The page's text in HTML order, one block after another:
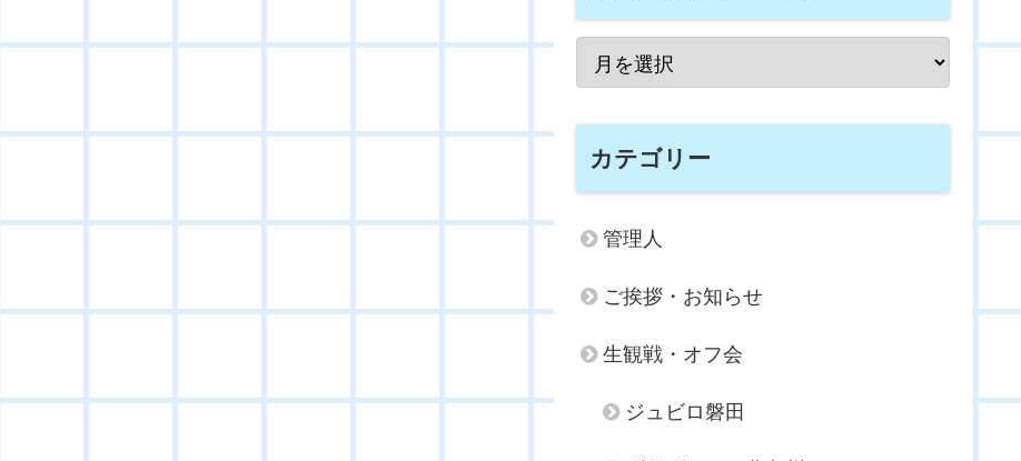
カテゴリー
管理人
ご挨拶・お知らせ
生観戦・オフ会
ジュビロ磐田